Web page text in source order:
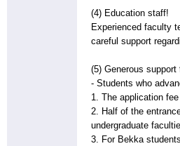
(4) Education staff!
Experienced faculty
careful support
(5) Generous
- Students who
1. The application
2. Half of the
undergraduate
3. For Bekka